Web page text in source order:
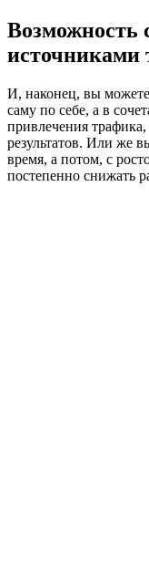
Возможность
источниками
И, наконец, вы можете
саму по себе, а в
привлечения
результатов. Или же
время, а потом, с
постепенно снижать